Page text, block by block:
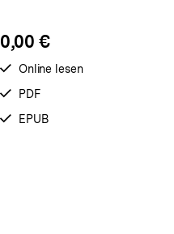
0,00 €
verfügbar
Online lesen
verfügbar
PDF
verfügbar
EPUB